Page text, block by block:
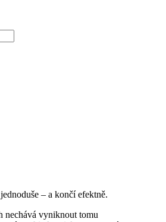
– a končí efektně.
vyniknout tomu